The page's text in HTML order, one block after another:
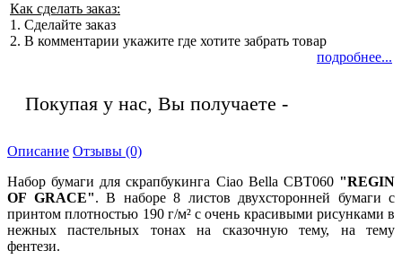
Как сделать заказ:
1. Сделайте заказ
2. В комментарии укажите где хотите забрать товар
подробнее...
Покупая у нас, Вы получаете -
Описание Отзывы (0)
Набор бумаги для скрапбукинга Ciao Bella CBT060 "REGIN
OF GRACE". В наборе 8 листов двухсторонней бумаги с
принтом плотностью 190 г/м² с очень красивыми рисунками в
нежных пастельных тонах на сказочную тему, на тему
фентези.